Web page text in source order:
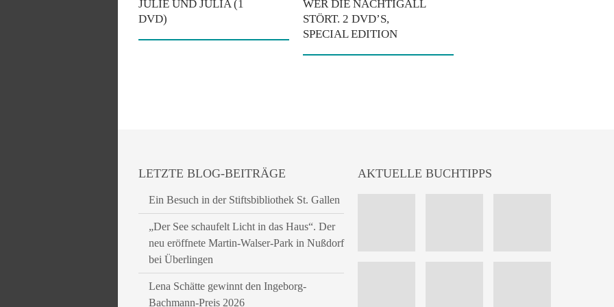
JULIE UND JULIA (1
DVD)
WER DIE NACHTIGALL
STÖRT. 2 DVD’S,
SPECIAL EDITION
LETZTE BLOG-BEITRÄGE
Ein Besuch in der Stiftsbibliothek St. Gallen
„Der See schaufelt Licht in das Haus“. Der
neu eröffnete Martin-Walser-Park in Nußdorf
bei Überlingen
Lena Schätte gewinnt den Ingeborg-
Bachmann-Preis 2026
AKTUELLE BUCHTIPPS